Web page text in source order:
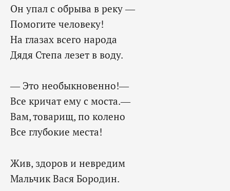
Он упал с обрыва в реку —
Помогите человеку!
На глазах всего народа
Дядя Степа лезет в воду.
— Это необыкновенно!—
Все кричат ему с моста.—
Вам, товарищ, по колено
Все глубокие места!
Жив, здоров и невредим
Мальчик Вася Бородин.